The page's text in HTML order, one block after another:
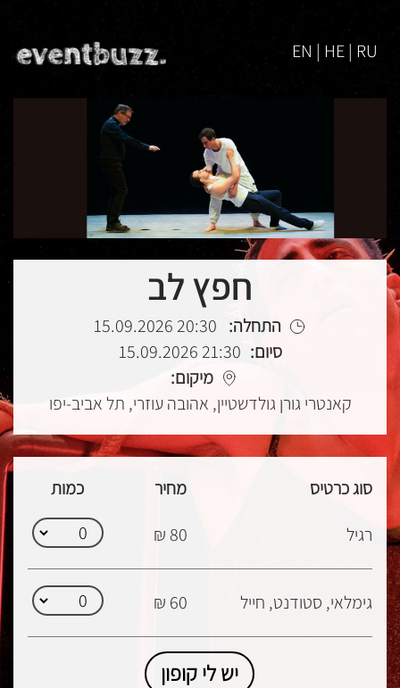
EN | HE | RU
חפץ לב
התחלה: 20:30 15.09.2026
סיום: 21:30 15.09.2026
מיקום:
קאנטרי גורן גולדשטיין, אהובה עוזרי, תל אביב-יפו
סוג כרטיס מחיר
כמות
רגיל
80 ₪
גימלאי, סטודנט, חייל 60 ₪
יש לי קופון